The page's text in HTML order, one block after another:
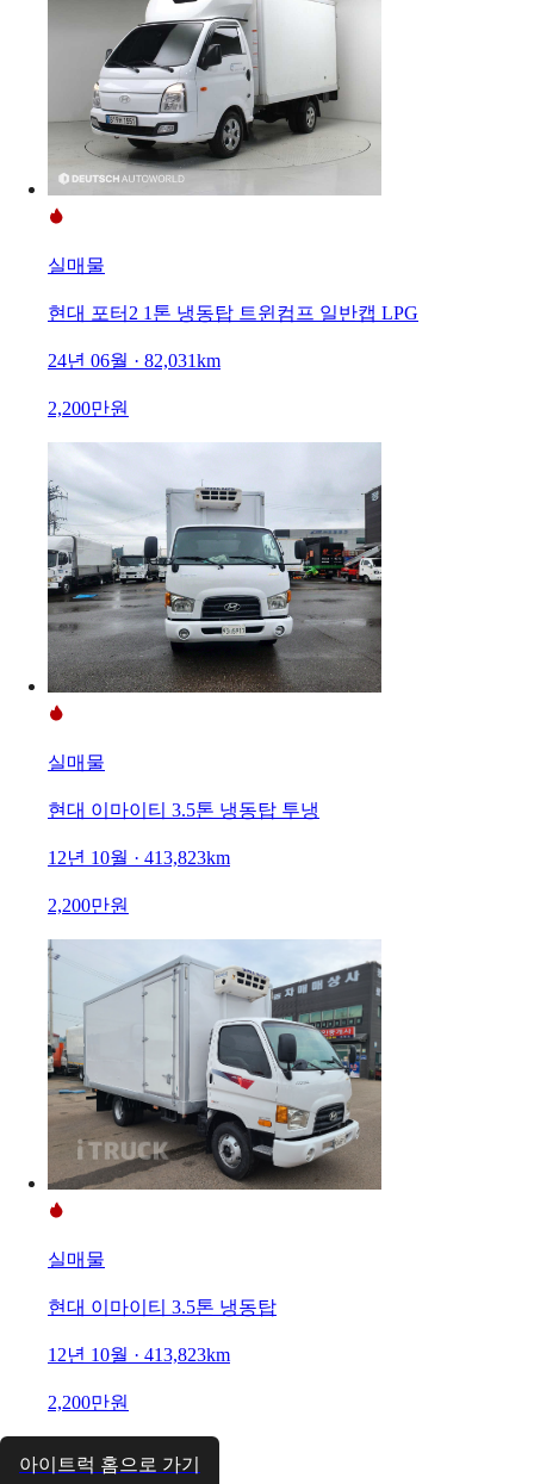
실매물
현대 포터2 1톤 냉동탑 트윈컴프 일반캡 LPG
24년 06월 · 82,031km
2,200만원
실매물
현대 이마이티 3.5톤 냉동탑 투냉
12년 10월 · 413,823km
2,200만원
실매물
현대 이마이티 3.5톤 냉동탑
12년 10월 · 413,823km
2,200만원
아이트럭 홈으로 가기